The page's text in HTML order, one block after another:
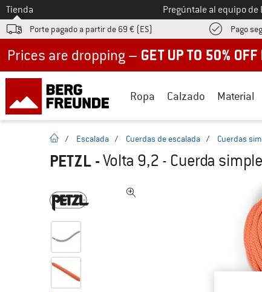
A la
Tienda Pregúntale al equipo de
Porte pagado a partir de 69 € (ES) Pago
Ropa Calzado Material
la pagina de inicio
/ Escalada / Cuerdas de escalada / Cuerdas
PETZL -Volta 9,2 - Cuerda simple